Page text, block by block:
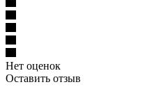
Нет оценок
Оставить отзыв